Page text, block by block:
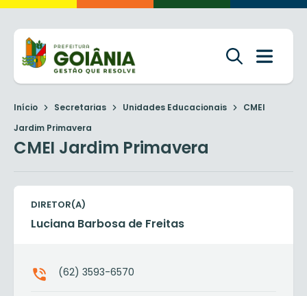
Início Secretarias Unidades Educacionais
CMEI
Jardim Primavera
CMEI Jardim Primavera
DIRETOR(A)
Luciana Barbosa de Freitas
(62) 3593-6570